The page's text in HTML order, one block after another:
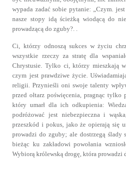
wypada zadać sobie pytanie: „Czym.
nasze stopy idą ścieżką wiodącą do
prowadzącą do zguby?. .
Ci, którzy odnoszą sukces w życiu
wszystkie rzeczy za stratę dla
Chrystusie. Tylko ci, którzy mieszkają
czym jest prawdziwe życie.
religii. Przynieśli oni swoje talenty
przed ołtarz poświęcenia, pragnąc
który umarł dla ich odkupienia:
podróżować jest niebezpieczna i
przeszkód i pokus, jako że opierają się
prowadzi do zguby; ale dostrzegą ślady
bieżąc ku zakładowi powołania
Wybiorą królewską drogę, która prowadzi